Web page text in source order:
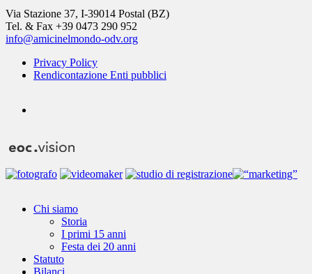
Via Stazione 37, I-39014 Postal (BZ)
Tel. & Fax +39 0473 290 952
info@amicinelmondo-odv.org
Privacy Policy
Rendicontazione Enti pubblici
Close
Chi siamo
Storia
I primi 15 anni
Festa dei 20 anni
Statuto
Bilanci